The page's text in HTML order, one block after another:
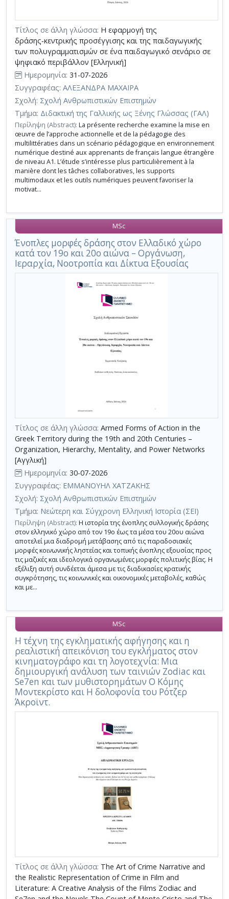
Τίτλος σε άλλη γλώσσα: Η εφαρμογή της
δράσης‑κεντρικής προσέγγισης και της παιδαγωγικής
των πολυγραμματισμών σε ένα παιδαγωγικό σενάριο σε
ψηφιακό περιβάλλον [Ελληνική]
Ημερομηνία: 31-07-2026
Συγγραφέας: ΑΛΕΞΑΝΔΡΑ ΜΑΧΑΙΡΑ
Σχολή: Σχολή Ανθρωπιστικών Επιστημών
Τμήμα: Διδακτική της Γαλλικής ως Ξένης Γλώσσας (ΓΑΛ)
Περίληψη (Abstract): La présente recherche examine la mise en
œuvre de l’approche actionnelle et de la pédagogie des
multilittératies dans un scénario pédagogique en environnement
numérique destiné aux apprenants de français langue étrangère
de niveau A1. L’étude s’intéresse plus particulièrement à la
manière dont les tâches collaboratives, les supports
multimodaux et les outils numériques peuvent favoriser la
motivat...
Ένοπλες μορφές δράσης στον Ελλαδικό χώρο
κατά τον 19ο και 20ο αιώνα – Οργάνωση,
Ιεραρχία, Νοοτροπία και Δίκτυα Εξουσίας
MSc
Τίτλος σε άλλη γλώσσα: Armed Forms of Action in the
Greek Territory during the 19th and 20th Centuries –
Organization, Hierarchy, Mentality, and Power Networks
[Αγγλική]
Ημερομηνία: 30-07-2026
Συγγραφέας: ΕΜΜΑΝΟΥΗΛ ΧΑΤΖΑΚΗΣ
Σχολή: Σχολή Ανθρωπιστικών Επιστημών
Τμήμα: Νεώτερη και Σύγχρονη Ελληνική Ιστορία (ΣΕΙ)
Περίληψη (Abstract): Η ιστορία της ένοπλης συλλογικής δράσης
στον ελληνικό χώρο από τον 19ο έως τα μέσα του 20ου αιώνα
αποτελεί μια διαδρομή μετάβασης από τις παραδοσιακές
μορφές κοινωνικής ληστείας και τοπικής ένοπλης εξουσίας προς
τις μαζικές και ιδεολογικά οργανωμένες μορφές πολιτικής βίας. Η
εξέλιξη αυτή συνδέεται άμεσα με τις διαδικασίες κρατικής
συγκρότησης, τις κοινωνικές και οικονομικές μεταβολές, καθώς
και με...
Η τέχνη της εγκληματικής αφήγησης και η
ρεαλιστική απεικόνιση του εγκλήματος στον
κινηματογράφο και τη λογοτεχνία: Μια
δημιουργική ανάλυση των ταινιών Zodiac και
Se7en και των μυθιστορημάτων Ο Κόμης
Μοντεκρίστο και Η δολοφονία του Ρότζερ
Άκροϊντ.
MSc
Τίτλος σε άλλη γλώσσα: The Art of Crime Narrative and
the Realistic Representation of Crime in Film and
Literature: A Creative Analysis of the Films Zodiac and